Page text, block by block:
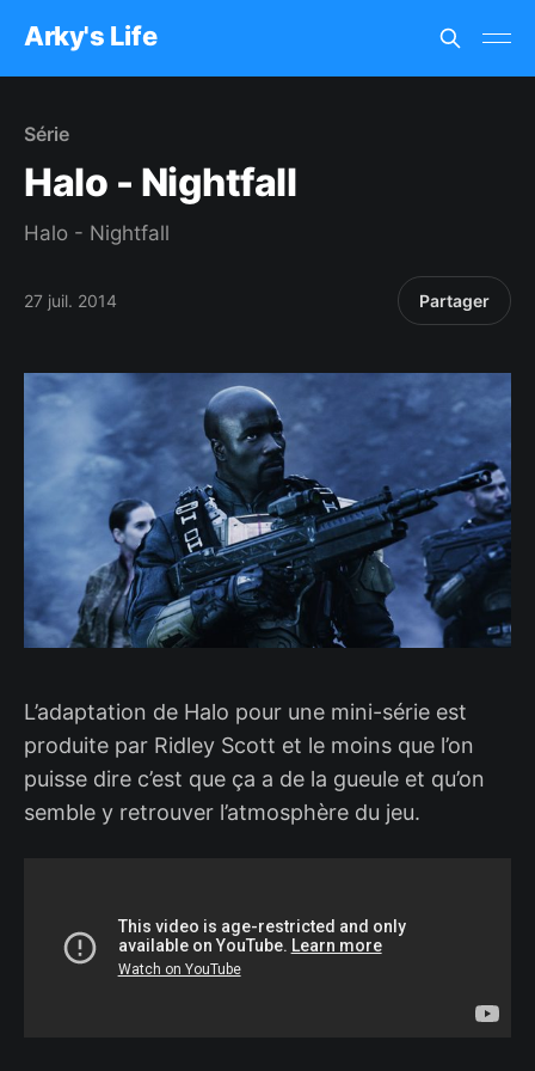
Arky's Life
Série
Halo - Nightfall
Halo - Nightfall
27 juil. 2014 Partager
L’adaptation de Halo pour une mini-série est
produite par Ridley Scott et le moins que l’on
puisse dire c’est que ça a de la gueule et qu’on
semble y retrouver l’atmosphère du jeu.